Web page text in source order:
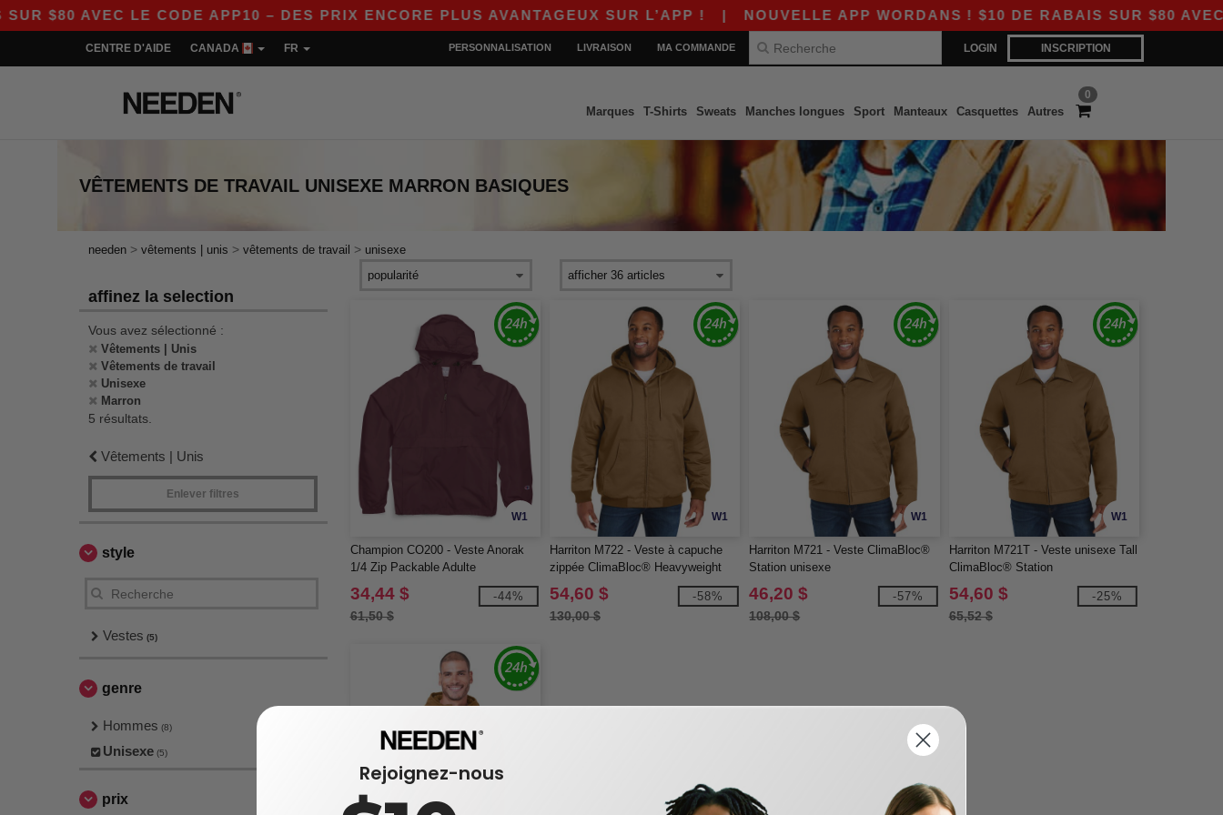
AVEC LE CODE APP10 – DES PRIX ENCORE PLUS AVANTAGEUX SUR L’APP !| NOUVELLE APP WORDANS ! $10 DE RABAIS SUR $80 AVEC
LOGIN INSCRIPTION
CENTRE D'AIDE CANADA FR PERSONNALISATION LIVRAISON MA COMMANDE
0
Marques T-Shirts Sweats Manches longues Sport Manteaux Casquettes Autres
VÊTEMENTS DE TRAVAIL UNISEXE MARRON BASIQUES
needen > vêtements | unis > vêtements de travail > unisexe
affinez la selection
Vous avez sélectionné :
Vêtements | Unis
Vêtements de travail
Unisexe
Marron
5 résultats.
Vêtements | Unis
Enlever filtres
style
Vestes (5)
genre
Hommes (8)
Unisexe (5)
prix
W1
Champion CO200 - Veste Anorak
1/4 Zip Packable Adulte
34,44 $
61,50 $
-44%
W1
Harriton M722 - Veste à capuche
zippée ClimaBloc® Heavyweight
unisexe
54,60 $
130,00 $
-58%
W1
Harriton M721 - Veste ClimaBloc®
Station unisexe
46,20 $
108,00 $
-57%
W1
Harriton M721T - Veste unisexe Tall
ClimaBloc® Station
54,60 $
65,52 $
-25%
Rejoignez-nous